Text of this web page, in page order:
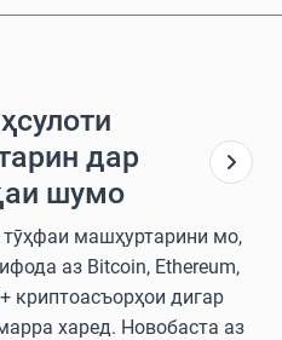
дар
шумо
машҳуртарини мо,
аз Bitcoin, Ethereum,
криптоасъорҳои дигар
харед. Новобаста аз